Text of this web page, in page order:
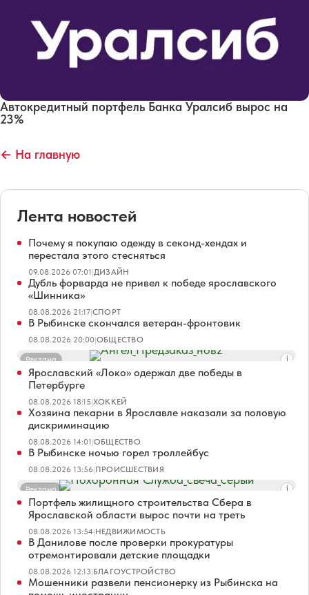
Автокредитный портфель Банка Уралсиб вырос на
23%
← На главную
Лента новостей
Почему я покупаю одежду в секонд-хендах и
перестала этого стесняться
09.08.2026 07:01|ДИЗАЙН
Дубль форварда не привел к победе ярославского
«Шинника»
08.08.2026 21:17|СПОРТ
В Рыбинске скончался ветеран-фронтовик
08.08.2026 20:00|ОБЩЕСТВО
Реклама
Ярославский «Локо» одержал две победы в
Петербурге
08.08.2026 18:15|ХОККЕЙ
Хозяина пекарни в Ярославле наказали за половую
дискриминацию
08.08.2026 14:01|ОБЩЕСТВО
В Рыбинске ночью горел троллейбус
08.08.2026 13:56|ПРОИСШЕСТВИЯ
Реклама
Портфель жилищного строительства Сбера в
Ярославской области вырос почти на треть
08.08.2026 13:54|НЕДВИЖИМОСТЬ
В Данилове после проверки прокуратуры
отремонтировали детские площадки
08.08.2026 12:13|БЛАГОУСТРОЙСТВО
Мошенники развели пенсионерку из Рыбинска на